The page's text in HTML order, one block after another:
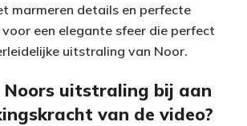
marmeren details en perfecte
een elegante sfeer die perfect
uitstraling van Noor.
uitstraling bij aan
van de video?